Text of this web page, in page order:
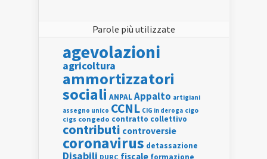
Parole più utilizzate
agevolazioni
agricoltura
ammortizzatori
sociali ANPALAppalto artigiani
assegno unico CCNL CIG in deroga cigo
cigs congedo contratto collettivo
contributi controversie
coronavirus detassazione
Disabili DURC fiscale formazione